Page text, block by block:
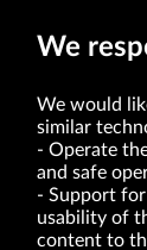
We
We would
similar
Operate
and safe
Support
usability of
content to